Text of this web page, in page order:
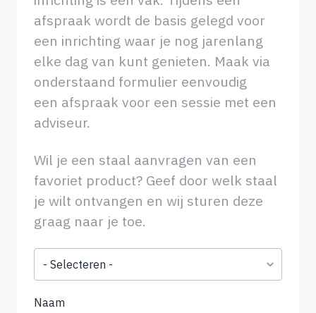
afspraak wordt de basis gelegd voor
een inrichting waar je nog jarenlang
elke dag van kunt genieten. Maak via
onderstaand formulier eenvoudig
een afspraak voor een sessie met een
adviseur.
Wil je een staal aanvragen van een
favoriet product? Geef door welk staal
je wilt ontvangen en wij sturen deze
graag naar je toe.
Naam